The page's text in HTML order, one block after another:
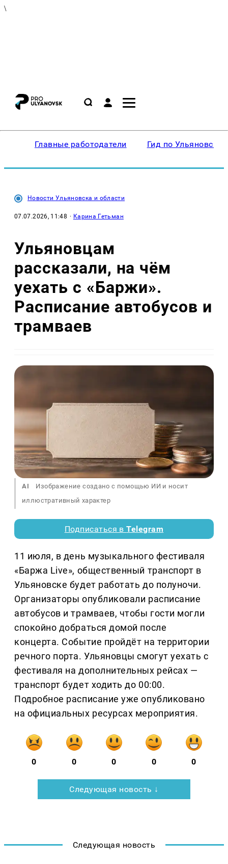
\
Главные работодатели Гид по Ульяновску
Новости Ульяновска и области
07.07.2026, 11:48 · Карина Гетьман
Ульяновцам
рассказали, на чём
уехать с «Баржи».
Расписание автобусов и
трамваев
AI
Изображение создано с помощью ИИ и носит
иллюстративный характер
Подписаться вTelegram
11 июля, в день музыкального фестиваля
«Баржа Live», общественный транспорт в
Ульяновске будет работать до полуночи.
Организаторы опубликовали расписание
автобусов и трамваев, чтобы гости могли
спокойно добраться домой после
концерта. Событие пройдёт на территории
речного порта. Ульяновцы смогут уехать с
фестиваля на дополнительных рейсах —
транспорт будет ходить до 00:00.
Подробное расписание уже опубликовано
на официальных ресурсах мероприятия.
0 0 0 0 0
Следующая новость ↓
Следующая новость